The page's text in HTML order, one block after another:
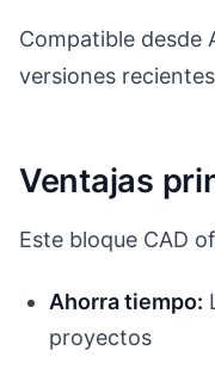
Compatible desde
versiones
Ventajas
Este bloque CAD
Ahorra tiempo:
proyectos